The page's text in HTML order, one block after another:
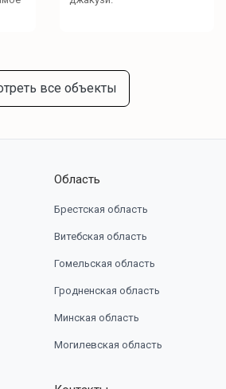
все объекты
Область
Брестская область
Витебская область
Гомельская область
Гродненская область
Минская область
Могилевская область